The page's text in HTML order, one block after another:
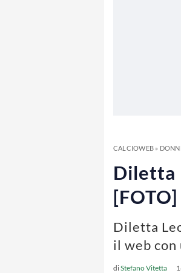
CALCIOWEB»
Diletta
[FOTO]
Diletta
il web con
diStefano Vitetta